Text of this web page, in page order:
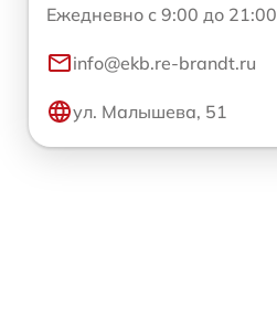
Ежедневно с 9:00 до 21:00
info@ekb.re-brandt.ru
ул. Малышева, 51